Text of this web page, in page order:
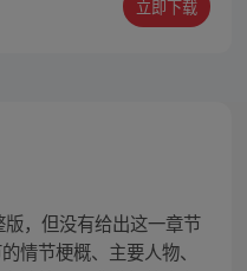
立即下载
，但没有给出这一章节
情节梗概、主要人物、